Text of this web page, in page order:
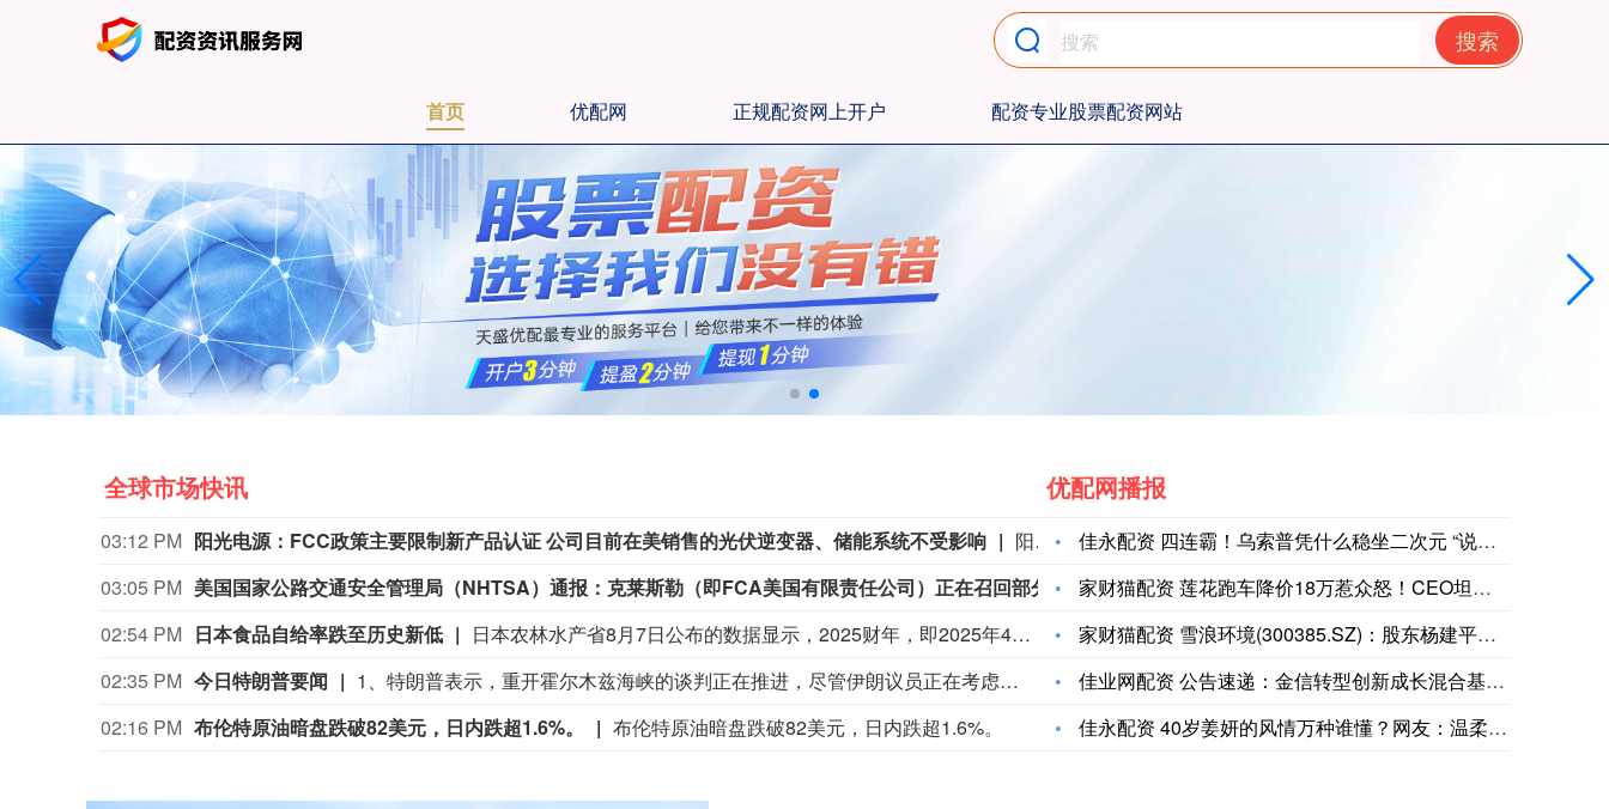
搜索
首页 优配网 正规配资网上开户 配资专业股票配资网站
全球市场快讯
03:12 PM 阳光电源：FCC政策主要限制新产品认证 公司目前在美销售的光伏逆变器、储能系统不受影响
阳光电源(300274)8月8日在互动平台表示，公司目前初步判断，FCC政策主要限制新产品认证，不影响已获认证产品的销售，公司目前在美销售的光伏逆变器、储能系统不受影响。
03:05 PM
美国国家公路交通安全管理局（NHTSA）通报：克莱斯勒（即FCA美国有限责任公司）正在召回部分美国市场车型，涉及1458辆美国车辆，本次召回范围内车辆存在安全带无法回缩的问题，无法按设计要求正确约束乘员，会提升乘员受伤风险。
美国国家公路交通安全管理局（NHTSA）通报：克莱斯勒（
02:54 PM 日本食品自给率跌至历史新低
日本农林水产省8月7日公布的数据显示，2025财年，即2025年4月至2026年3月，按热量计算的日本食品自给率下降1个百分点至37%，为历史最低水平。日本食品自给率是指国内生产的食品占国内食品总供给的比例。日本农林水产省表示，大米消费减少是食品自给率下降的重要原因。日本大米消费长期以来主要依靠本国供应，是日本食品自给率的重要支撑。米价上涨导致居民大米消费减少，国产大米提供的热量随之减少，显著拉低日本整体食品自给率。（CCTV国际时讯）
02:35 PM 今日特朗普要闻
1、特朗普表示，重开霍尔木兹海峡的谈判正在推进，尽管伊朗议员正在考虑对与美国和以色列相关的船只实施限制。 2、特朗普：（关于人工智能）这可能比石油还要重要。谁赢得人工智能，谁就赢得一切。就是如此重要。人工智能比互联网大很多倍。 3、报道称，美国总统特朗普近日在一次私下会晤中表示，他希望副总统万斯能够赢得2028年总统大选。 4、美国总统特朗普当地时间8月7日宣布，联邦政府将向多个关键矿产和电池项目投资30亿美元，旨在增加美国国内产量，并以此推动国家安全与产业政策。 5、美国总统特朗普6日否认他对国防部长赫格塞思不满，称对赫格塞思所做的工作“非常满意”。 6、白宫本周致信库克称，特朗普“正在考虑”解除其职务，并要求她在三周内回应有关抵押贷款欺诈的指控。 7、特朗普媒体集团退出与Crypto.com的两项交易。 8、当地时间8月6日，有记者在采访美国总统特朗普时提出，如果民主党人在中期选举后控制国会众议院，可能会再次试图弹劾他，特朗普表示，“很多人说我是有史以来最伟大的总统之一”。
02:16 PM 布伦特原油暗盘跌破82美元，日内跌超1.6%。 布伦特原油暗盘跌破82美元，日内跌超1.6%。
优配网播报
佳永配资 四连霸！乌索普凭什么稳坐二次元 “说谎天花板”？
家财猫配资 莲花跑车降价18万惹众怒！CEO坦言“定价定错了
家财猫配资 雪浪环境(300385.SZ)：股东杨建平和许惠
佳业网配资 公告速递：金信转型创新成长混合基金暂停大额申购业
佳永配资 40岁姜妍的风情万种谁懂？网友：温柔少妇脸，穿的有